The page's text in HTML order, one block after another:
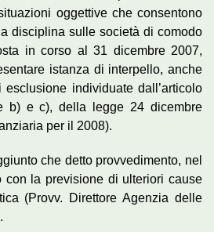
oggettive che consentono
disciplina sulle società di comodo
in corso al 31 dicembre 2007,
istanza di interpello, anche
individuate dall’articolo
b) e c), della legge 24 dicembre
per il 2008).
che detto provvedimento, nel
con la previsione di ulteriori cause
(Provv. Direttore Agenzia delle